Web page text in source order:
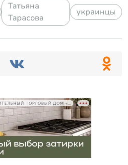
Татьяна
Тарасова
украинцы
РЕКЛАМА • ООО СТРОИТЕЛЬНЫЙ ТОРГОВЫЙ ДОМ «ПЕТРОВИЧ», ИНН 7802348846